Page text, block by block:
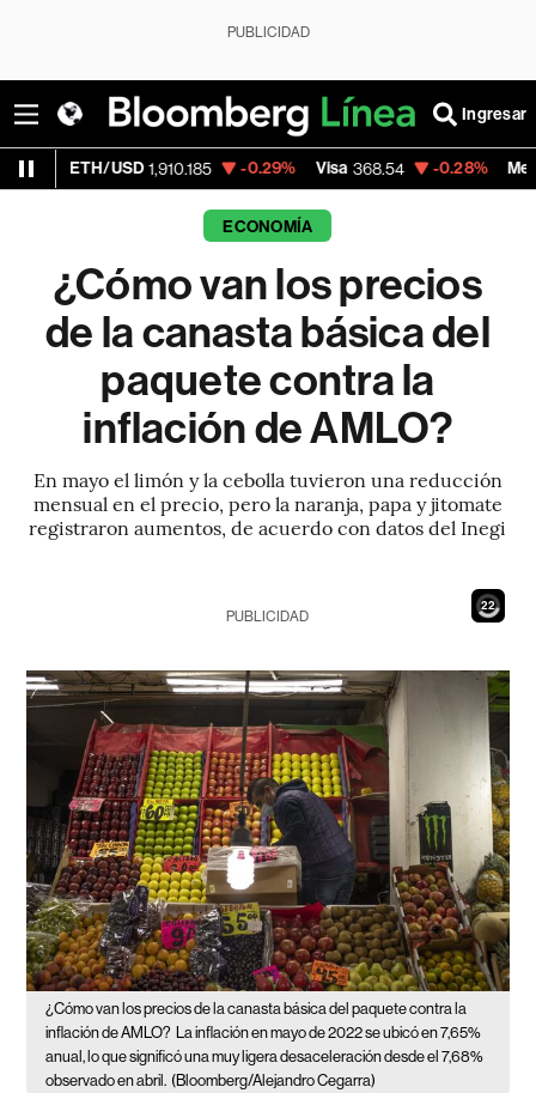
PUBLICIDAD
Ingresar
1,910.185 -0.29% Visa 368.54 -0.28% MercadoLibre
ECONOMÍA
¿Cómo van los precios
de la canasta básica del
paquete contra la
inflación de AMLO?
En mayo el limón y la cebolla tuvieron una reducción
mensual en el precio, pero la naranja, papa y jitomate
registraron aumentos, de acuerdo con datos del Inegi
20
PUBLICIDAD
¿Cómo van los precios de la canasta básica del paquete contra la
inflación de AMLO? La inflación en mayo de 2022 se ubicó en 7,65%
anual, lo que significó una muy ligera desaceleración desde el 7,68%
observado en abril. (Bloomberg/Alejandro Cegarra)